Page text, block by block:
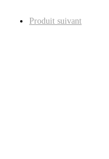
Produit suivant